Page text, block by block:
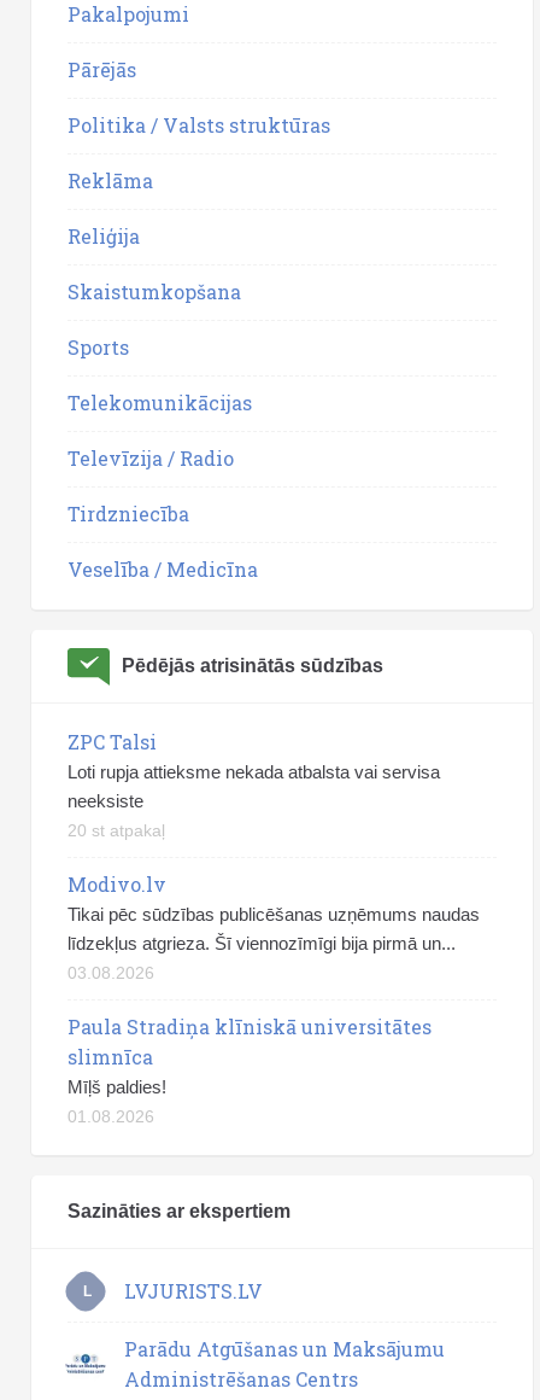
Pakalpojumi
Pārējās
Politika / Valsts struktūras
Reklāma
Reliģija
Skaistumkopšana
Sports
Telekomunikācijas
Televīzija / Radio
Tirdzniecība
Veselība / Medicīna
Pēdējās atrisinātās sūdzības
ZPC Talsi
Loti rupja attieksme nekada atbalsta vai servisa
neeksiste
20 st atpakaļ
Modivo.lv
Tikai pēc sūdzības publicēšanas uzņēmums naudas
līdzekļus atgrieza. Šī viennozīmīgi bija pirmā un...
03.08.2026
Paula Stradiņa klīniskā universitātes
slimnīca
Mīļš paldies!
01.08.2026
Sazināties ar ekspertiem
L LVJURISTS.LV
Parādu Atgūšanas un Maksājumu
Administrēšanas Centrs